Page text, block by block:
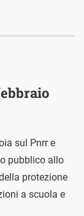
sul Pnrr e
pubblico allo
protezione
a scuola e